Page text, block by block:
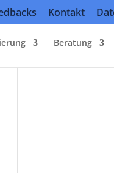
Kontakt
Beratung